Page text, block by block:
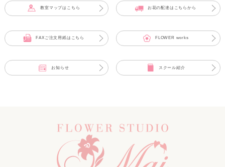
教室マップはこちら お花の配達はこちらから
FAXご注文用紙はこちら FLOWER works
お知らせ スクール紹介